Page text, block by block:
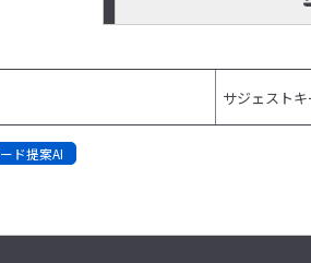
ド提案AI